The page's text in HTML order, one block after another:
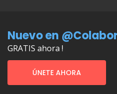
Nuevo en
GRATIS ahora !
ÚNETE AHORA